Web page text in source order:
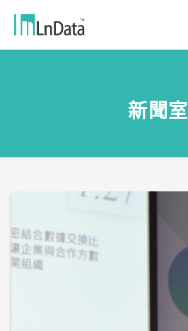
合作夥伴
Ln{CARBON}
數據市集
Ln{360°}
趨勢觀點
產業報告與白皮書
活動＆研討會
繁體中文
English
新聞室